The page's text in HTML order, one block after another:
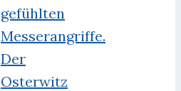
gefühlten
Messerangriffe.
Der
Osterwitz